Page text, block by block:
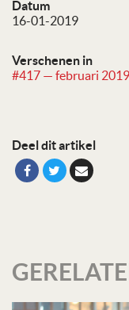
Datum
16-01-2019
Verschenen in
#417 — februari 2019
Deel dit artikel